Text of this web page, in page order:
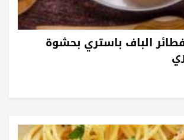
الباف باستري بحشوة